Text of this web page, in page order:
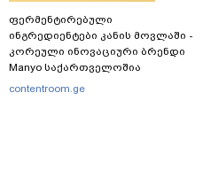
ფერმენტირებული
ინგრედიენტები კანის მოვლაში -
კორეული ინოვაციური ბრენდი
Manyo საქართველოშია
contentroom.ge